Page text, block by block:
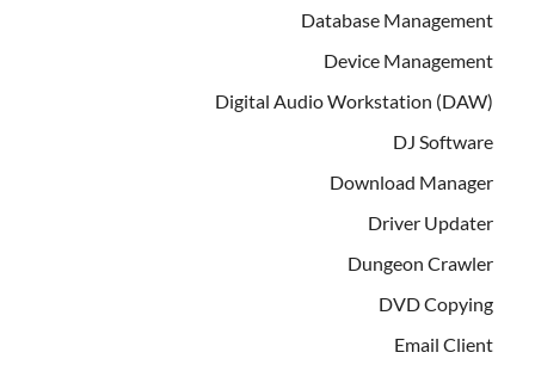
Database Management
Device Management
Digital Audio Workstation (DAW)
DJ Software
Download Manager
Driver Updater
Dungeon Crawler
DVD Copying
Email Client